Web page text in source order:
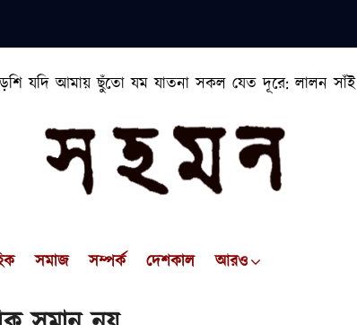
যদি আমায় ছুঁতো যম যাতনা সকল যেত দূরে: লালন সাঁই
সমাজ সম্পর্ক দেশকাল আরও